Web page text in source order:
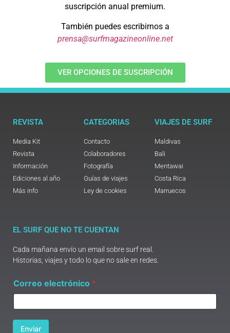
suscripción anual premium.
También puedes escribirnos a
prensa@surfmagazineonline.net
VER OPCIONES DE SUSCRIPCIÓN
REVISTA
Media Kit
Revista
Información
Ediciones al año
Más info
CATEGORIAS
Contacto
Colaboradores
Fotografía
Guías de viajes
Ley de cookies
VIAJES DE SURF
Maldivas
Bali
Mentawai
Costa Rica
Marruecos
EL SURF QUE NO TE CUENTAN
Cada mañana envío un email sobre surf real.
Historias, viajes y todo lo que no sale en redes.
o
r
o
Correo electrónico *
Enviar